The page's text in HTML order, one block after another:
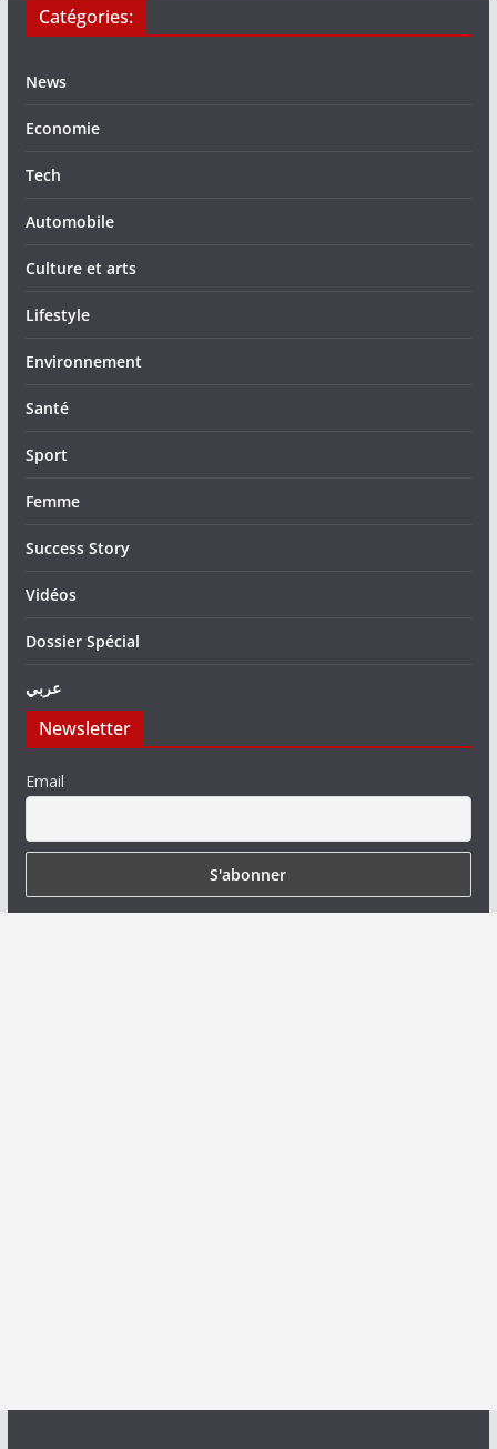
Catégories:
News
Economie
Tech
Automobile
Culture et arts
Lifestyle
Environnement
Santé
Sport
Femme
Success Story
Vidéos
Dossier Spécial
عربي
Newsletter
Email